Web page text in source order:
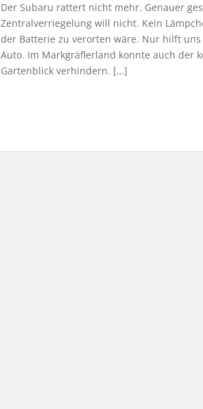
Der Subaru rattert nicht mehr. Genauer
Zentralverriegelung will nicht. Kein
der Batterie zu verorten wäre. Nur hilft
Auto. Im Markgräflerland konnte auch der
Gartenblick verhindern. […]